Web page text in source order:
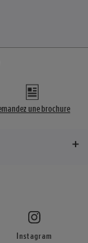
une brochure
Instagram